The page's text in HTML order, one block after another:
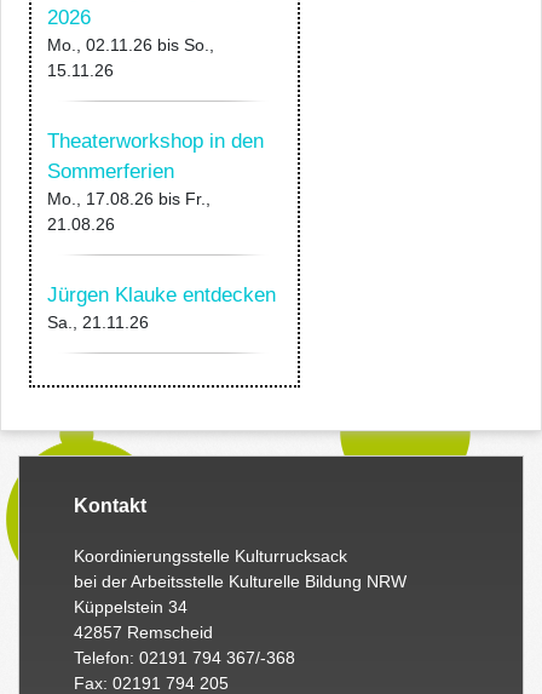
2026
Mo., 02.11.26 bis So.,
15.11.26
Theaterworkshop in den
Sommerferien
Mo., 17.08.26 bis Fr.,
21.08.26
Jürgen Klauke entdecken
Sa., 21.11.26
Kontakt
Koordinierungsstelle Kulturrucksack
bei der Arbeitsstelle Kulturelle Bildung NRW
Küppelstein 34
42857 Remscheid
Telefon: 02191 794 367/-368
Fax: 02191 794 205